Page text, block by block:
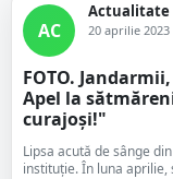
AC
Actualitate
20 aprilie 2023
FOTO.
Apel la
curajoși!"
Lipsa acută de sânge
instituție. În luna aprilie,